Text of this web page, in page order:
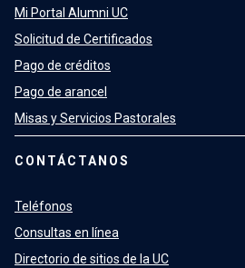
Mi Portal Alumni UC
Solicitud de Certificados
Pago de créditos
Pago de arancel
Misas y Servicios Pastorales
CONTÁCTANOS
Teléfonos
Consultas en línea
Directorio de sitios de la UC